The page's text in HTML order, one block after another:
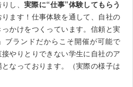
し、 実際に“仕事”体験してもらう
ます！仕事体験を通して、自社の
かけをつくっています。信頼と実
ブランドだからこそ開催が可能で
やりとりできない学生に自社のア
なっております。（実際の様子は